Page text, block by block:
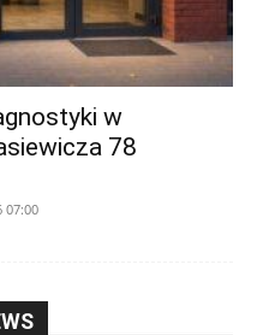
w
78
07:00